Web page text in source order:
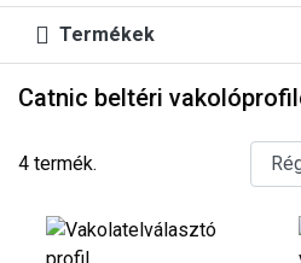
Termékek
Catnic beltéri
4 termék.